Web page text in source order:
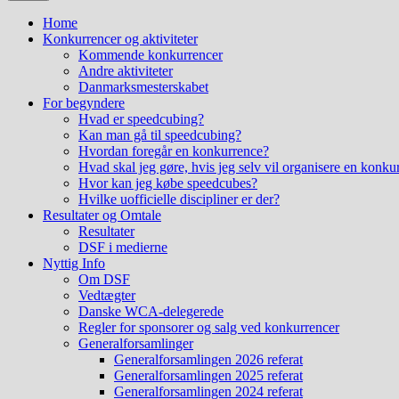
Home
Konkurrencer og aktiviteter
Kommende konkurrencer
Andre aktiviteter
Danmarksmesterskabet
For begyndere
Hvad er speedcubing?
Kan man gå til speedcubing?
Hvordan foregår en konkurrence?
Hvad skal jeg gøre, hvis jeg selv vil organisere en
Hvor kan jeg købe speedcubes?
Hvilke uofficielle discipliner er der?
Resultater og Omtale
Resultater
DSF i medierne
Nyttig Info
Om DSF
Vedtægter
Danske WCA-delegerede
Regler for sponsorer og salg ved konkurrencer
Generalforsamlinger
Generalforsamlingen 2026 referat
Generalforsamlingen 2025 referat
Generalforsamlingen 2024 referat